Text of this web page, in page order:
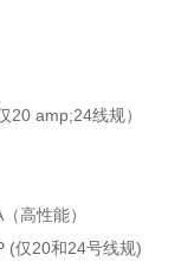
20 amp;24线规）
高性能）
(仅20和24号线规)